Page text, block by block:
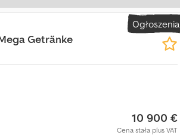
Ogłoszenia
Getränke
10 900 €
Cena stała plus VAT